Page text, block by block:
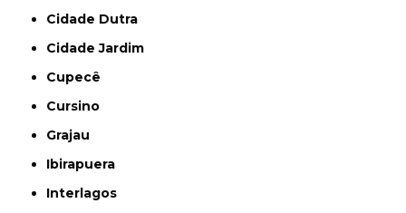
Cidade Dutra
Cidade Jardim
Cupecê
Cursino
Grajau
Ibirapuera
Interlagos